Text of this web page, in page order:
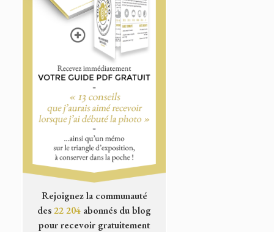
Rejoignez la communauté
des22 204 abonnés du blog
pour recevoir gratuitement